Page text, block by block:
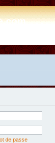
de passe